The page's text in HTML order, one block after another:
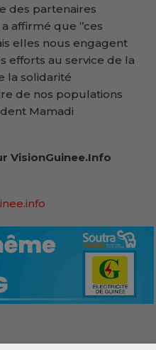
des partenaires
affirmé que ‘’ces
elles nous engagent
efforts au service de la
la solidarité
de nos populations
Mamadi
VisionGuinee.Info